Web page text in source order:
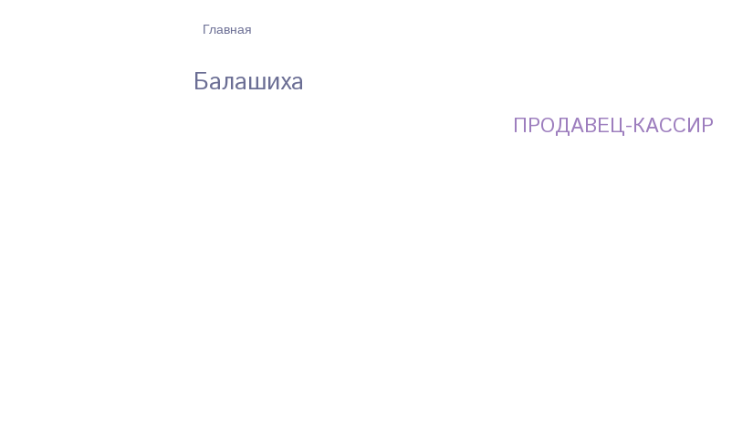
ВЫ ЗДЕСЬ
Главная
Балашиха
ПРОДАВЕЦ-КАССИР